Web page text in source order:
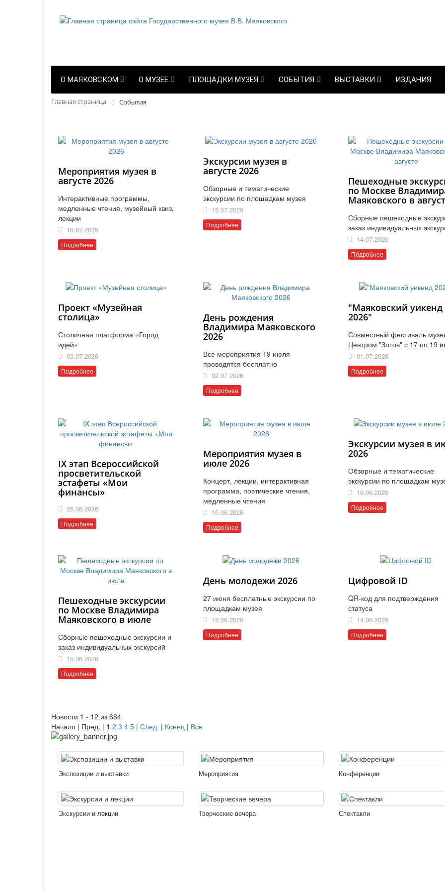
О МАЯКОВСКОМ О МУЗЕЕ ПЛОЩАДКИ МУЗЕЯ СОБЫТИЯ ВЫСТАВКИ ИЗДАНИЯ
Главная страница События
Мероприятия музея в
августе 2026
Интерактивные программы,
медленные чтения, музейный квиз,
лекции
16.07.2026
Подробнее
Экскурсии музея в
августе 2026
Обзорные и тематические
экскурсии по площадкам музея
15.07.2026
Подробнее
Пешеходные
по Москве
Маяковского в
Сборные пешеходные
заказ индивидуальных
14.07.2026
Подробнее
Проект «Музейная
столица»
Столичная платформа «Город
идей»
03.07.2026
Подробнее
День рождения
Владимира Маяковского
2026
Все мероприятия 19 июля
проводятся бесплатно
02.07.2026
Подробнее
"Маяковский уикенд
2026"
Совместный фестиваль
Центром "Зотов" с 17 по 19
01.07.2026
Подробнее
IX этап Всероссийской
просветительской
эстафеты «Мои
финансы»
25.06.2026
Подробнее
Мероприятия музея в
июле 2026
Концерт, лекции, интерактивная
программа, поэтические чтения,
медленные чтения
16.06.2026
Подробнее
Экскурсии музея в
2026
Обзорные и тематические
экскурсии по площадкам
16.06.2026
Подробнее
Пешеходные экскурсии
по Москве Владимира
Маяковского в июле
Сборные пешеходные экскурсии и
заказ индивидуальных экскурсий
15.06.2026
Подробнее
День молодежи 2026
27 июня бесплатные экскурсии по
площадкам музея
15.06.2026
Подробнее
Цифровой ID
QR-код для подтверждения
статуса
14.06.2026
Подробнее
Новости 1 - 12 из 684
Начало | Пред. | 1 2 3 4 5 | След. | Конец | Все
Экспозиции и выставки Мероприятия Конференции
Экскурсии и лекции Творческие вечера Спектакли